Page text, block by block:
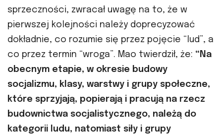
sprzeczności, zwracał uwagę na to, że w
pierwszej kolejności należy doprecyzować
dokładnie, co rozumie się przez pojęcie “lud”, a
co przez termin “wroga”. Mao twierdził, że: “Na
obecnym etapie, w okresie budowy
socjalizmu, klasy, warstwy i grupy społeczne,
które sprzyjają, popierają i pracują na rzecz
budownictwa socjalistycznego, należą do
kategorii ludu, natomiast siły i grupy